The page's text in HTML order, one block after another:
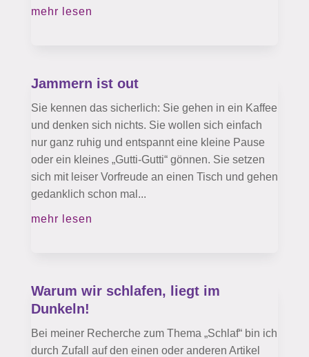
mehr lesen
Jammern ist out
Sie kennen das sicherlich: Sie gehen in ein Kaffee
und denken sich nichts. Sie wollen sich einfach
nur ganz ruhig und entspannt eine kleine Pause
oder ein kleines „Gutti-Gutti“ gönnen. Sie setzen
sich mit leiser Vorfreude an einen Tisch und gehen
gedanklich schon mal...
mehr lesen
Warum wir schlafen, liegt im
Dunkeln!
Bei meiner Recherche zum Thema „Schlaf“ bin ich
durch Zufall auf den einen oder anderen Artikel